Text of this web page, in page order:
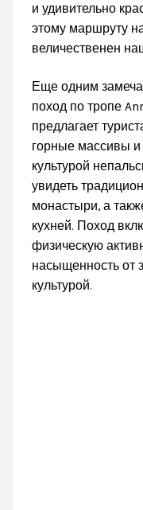
и удивительно
этому маршруту
величественен
Еще одним
поход по тропе
предлагает
горные массивы и
культурой
увидеть
монастыри, а
кухней. Поход
физическую
насыщенность от
культурой.